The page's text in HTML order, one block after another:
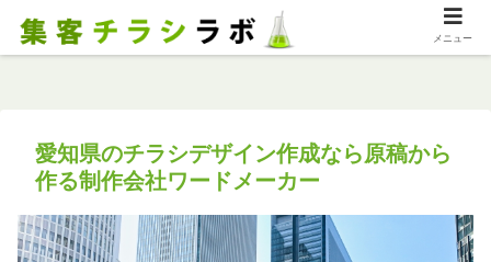
愛知県のチラシデザイン作成なら原稿から
作る制作会社ワードメーカー
メニュー